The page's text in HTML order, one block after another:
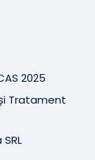
2025
Tratament